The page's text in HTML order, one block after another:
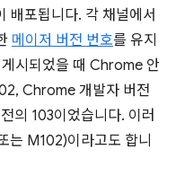
배포됩니다. 각 채널에서
메이저 버전 번호를 유지
시되었을 때 Chrome 안
Chrome 개발자 버전
의 103이었습니다. 이러
는 M102)이라고도 합니